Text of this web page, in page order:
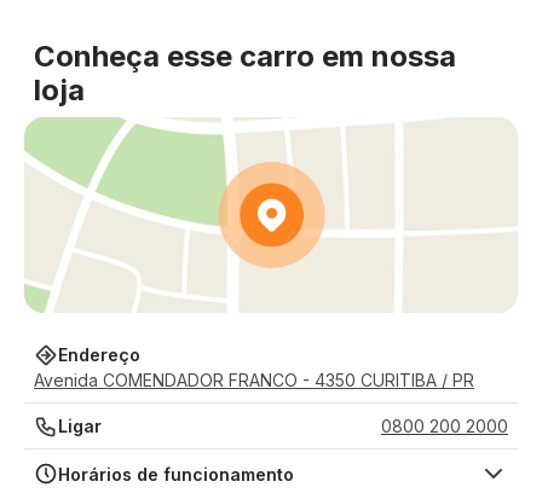
Conheça esse carro em nossa
loja
Endereço
Avenida COMENDADOR FRANCO - 4350 CURITIBA / PR
Ligar 0800 200 2000
Horários de funcionamento